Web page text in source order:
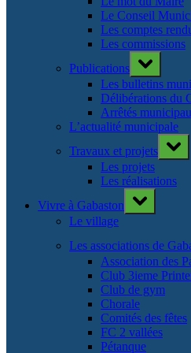
Le Conseil
Les comptes
Les commissions
Publications
Toggle
sub-
menu
Les bulletins
Délibérations du
Arrêtés
L’actualité municipale
Travaux et projets
Toggle
sub-
Les projets
Les réalisations
Vivre à Gabaston
Toggle
sub-
Le village
Les associations de
Association des
Club 3ieme
Club de gym
Chorale
Comités des fêtes
FC 2 vallées
Pétanque